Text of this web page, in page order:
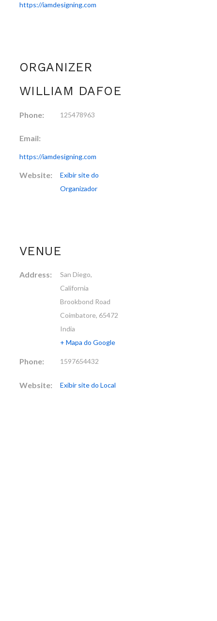
https://iamdesigning.com
ORGANIZER
WILLIAM DAFOE
Phone: 125478963
Email:
https://iamdesigning.com
Website:
Exibir site do
Organizador
VENUE
Address:
San Diego,
California
Brookbond Road
Coimbatore, 65472
India
+ Mapa do Google
Phone: 1597654432
Website: Exibir site do Local